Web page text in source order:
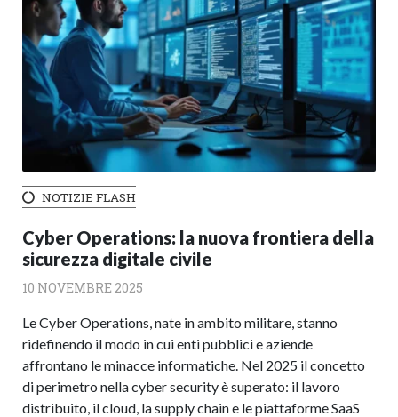
NOTIZIE FLASH
Cyber Operations: la nuova frontiera della
sicurezza digitale civile
10 NOVEMBRE 2025
Le Cyber Operations, nate in ambito militare, stanno
ridefinendo il modo in cui enti pubblici e aziende
affrontano le minacce informatiche. Nel 2025 il concetto
di perimetro nella cyber security è superato: il lavoro
distribuito, il cloud, la supply chain e le piattaforme SaaS